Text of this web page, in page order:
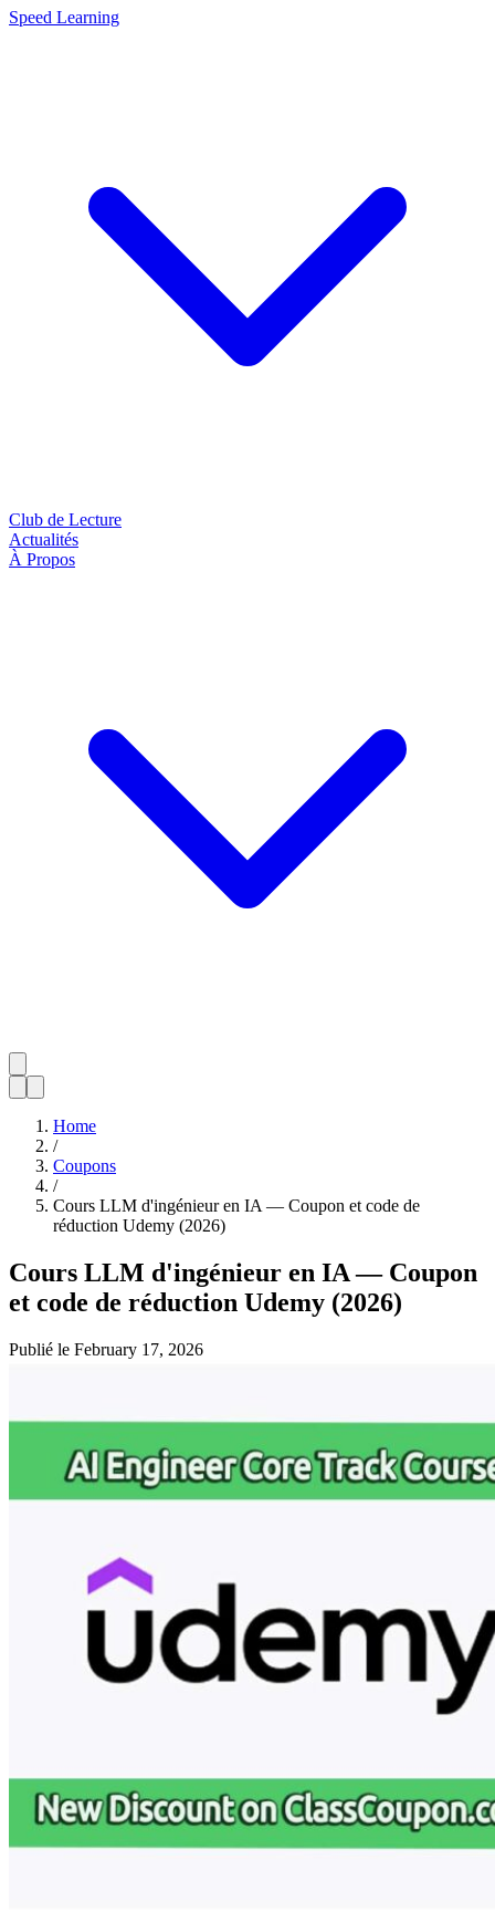
Speed Learning
Club de Lecture
Actualités
À Propos
Home
/
Coupons
/
Cours LLM d'ingénieur en IA — Coupon et code de
réduction Udemy (2026)
Cours LLM d'ingénieur en IA — Coupon
et code de réduction Udemy (2026)
Publié le February 17, 2026